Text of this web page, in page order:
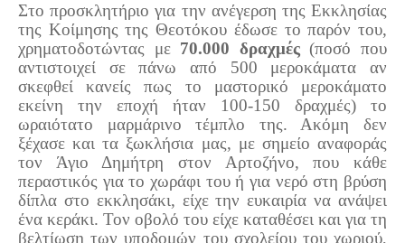
Στο προσκλητήριο για την ανέγερση της Εκκλησίας
της Κοίμησης της Θεοτόκου έδωσε το παρόν του,
χρηματοδοτώντας με 70.000 δραχμές(ποσό που
αντιστοιχεί σε πάνω από 500 μεροκάματα αν
σκεφθεί κανείς πως το μαστορικό μεροκάματο
εκείνη την εποχή ήταν 100-150 δραχμές) το
ωραιότατο μαρμάρινο τέμπλο της. Ακόμη δεν
ξέχασε και τα ξωκλήσια μας, με σημείο αναφοράς
τον Άγιο Δημήτρη στον Αρτοζήνο, που κάθε
περαστικός για το χωράφι του ή για νερό στη βρύση
δίπλα στο εκκλησάκι, είχε την ευκαιρία να ανάψει
ένα κεράκι. Τον οβολό του είχε καταθέσει και για τη
βελτίωση των υποδομών του σχολείου του χωριού,